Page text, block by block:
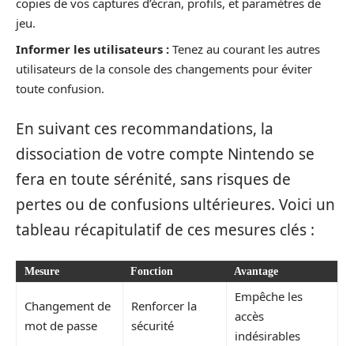
copies de vos captures d’écran, profils, et paramètres de
jeu.
Informer les utilisateurs : Tenez au courant les autres
utilisateurs de la console des changements pour éviter
toute confusion.
En suivant ces recommandations, la
dissociation de votre compte Nintendo se
fera en toute sérénité, sans risques de
pertes ou de confusions ultérieures. Voici un
tableau récapitulatif de ces mesures clés :
Mesure Fonction Avantage
Changement de
mot de passe
Renforcer la
sécurité
Empêche les
accès
indésirables